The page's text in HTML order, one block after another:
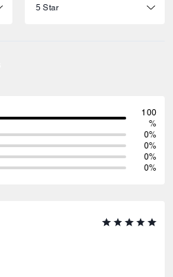
100
%
0%
0%
0%
0%